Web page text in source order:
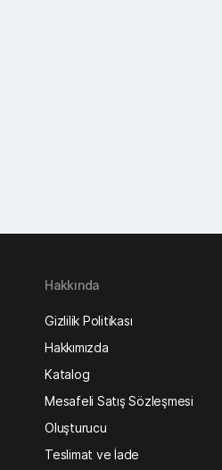
Hakkında
Gizlilik Politikası
Hakkımızda
Katalog
Mesafeli Satış Sözleşmesi
Oluşturucu
Teslimat ve İade